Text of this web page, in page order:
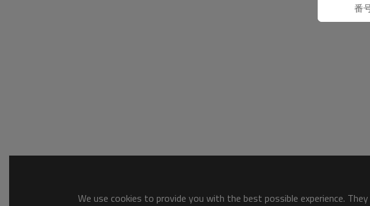
We use cookies to provide you with the best possible experience.
番